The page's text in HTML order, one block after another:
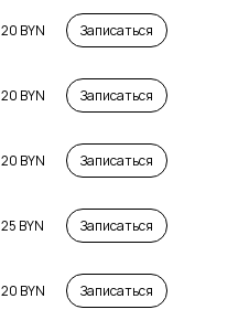
20 BYN Записаться
20 BYN Записаться
20 BYN Записаться
25 BYN Записаться
20 BYN Записаться